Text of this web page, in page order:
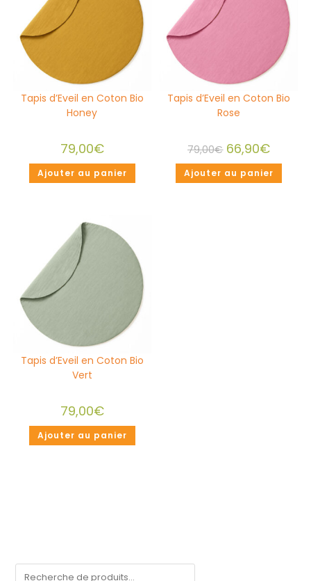
Tapis d’Eveil en Coton Bio
Honey
79,00€
Ajouter au panier
Tapis d’Eveil en Coton Bio
Rose
79,00€ 66,90€
Ajouter au panier
Tapis d’Eveil en Coton Bio
Vert
79,00€
Ajouter au panier